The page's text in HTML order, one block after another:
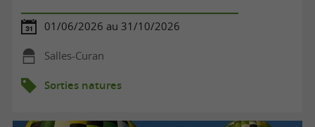
01/06/2026 au 31/10/2026
Salles-Curan
Sorties natures